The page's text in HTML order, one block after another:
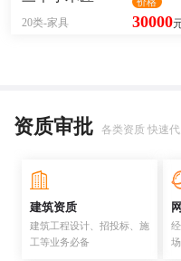
20类-家具 30000
资质审批 各类资质 快速
建筑资质
建筑工程设计、招投标、施
工等业务必备